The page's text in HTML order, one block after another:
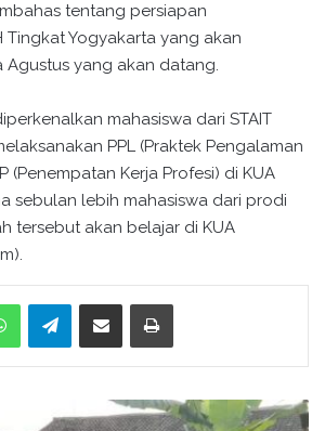
tentang persiapan
Tingkat Yogyakarta yang akan
Agustus yang akan datang.
mahasiswa dari STAIT
PPL (Praktek Pengalaman
(Penempatan Kerja Profesi) di KUA
sebulan lebih mahasiswa dari prodi
tersebut akan belajar di KUA
WhatsApp Telegram